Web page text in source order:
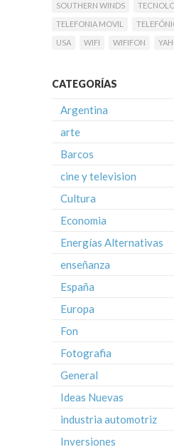
SOUTHERN WINDS
TELEFONIA MOVIL
USA
WIFI WIFIFON
CATEGORÍAS
Argentina
arte
Barcos
cine y television
Cultura
Economia
Energías Alternativas
enseñanza
España
Europa
Fon
Fotografia
General
Ideas Nuevas
industria automotriz
Inversiones